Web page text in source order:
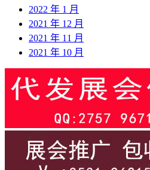
2022 年 1 月
2021 年 12 月
2021 年 11 月
2021 年 10 月